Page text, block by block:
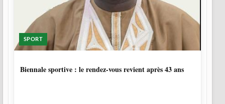
SPORT
Biennale sportive : le rendez-vous revient après 43 ans